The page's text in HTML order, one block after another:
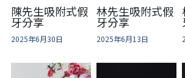
陳先生吸附式假
牙分享
2025年6月30日
林先生吸附式假
牙分享
2025年6月13日